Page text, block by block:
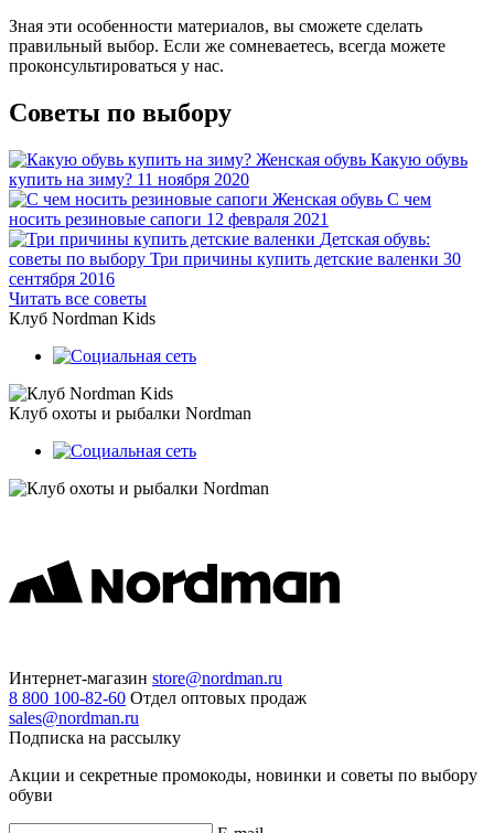
Зная эти особенности материалов, вы сможете сделать
правильный выбор. Если же сомневаетесь, всегда можете
проконсультироваться у нас.
Советы по выбору
Женская обувь Какую обувь
купить на зиму? 11 ноября 2020
Женская обувь С чем
носить резиновые сапоги 12 февраля 2021
Детская обувь:
советы по выбору Три причины купить детские валенки 30
сентября 2016
Читать все советы
Клуб Nordman Kids
Клуб охоты и рыбалки Nordman
Интернет-магазин store@nordman.ru
8 800 100-82-60 Отдел оптовых продаж
sales@nordman.ru
Подписка на рассылку
Акции и секретные промокоды, новинки и советы по выбору
обуви